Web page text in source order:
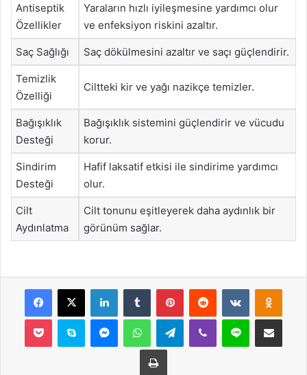
Antiseptik
Özellikler
Yaraların hızlı iyileşmesine yardımcı olur
ve enfeksiyon riskini azaltır.
Saç Sağlığı Saç dökülmesini azaltır ve saçı güçlendirir.
Temizlik
Özelliği
Ciltteki kir ve yağı nazikçe temizler.
Bağışıklık
Desteği
Bağışıklık sistemini güçlendirir ve vücudu
korur.
Sindirim
Desteği
Hafif laksatif etkisi ile sindirime yardımcı
olur.
Cilt
Aydınlatma
Cilt tonunu eşitleyerek daha aydınlık bir
görünüm sağlar.
Facebook
X LinkedInTumblr PinterestReddit VKontakte
Pocket Skype MessengerWhatsAppTelegramViber Line E-Posta ile
Yazdır